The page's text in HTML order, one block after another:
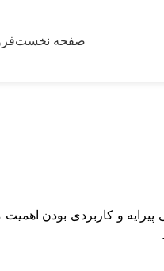
صفحه نخست
و کاربردی بودن اهمیت